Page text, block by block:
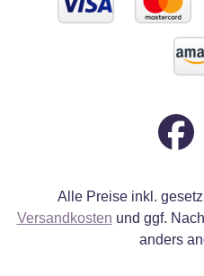
Alle Preise inkl.
Versandkosten und ggf.
anders